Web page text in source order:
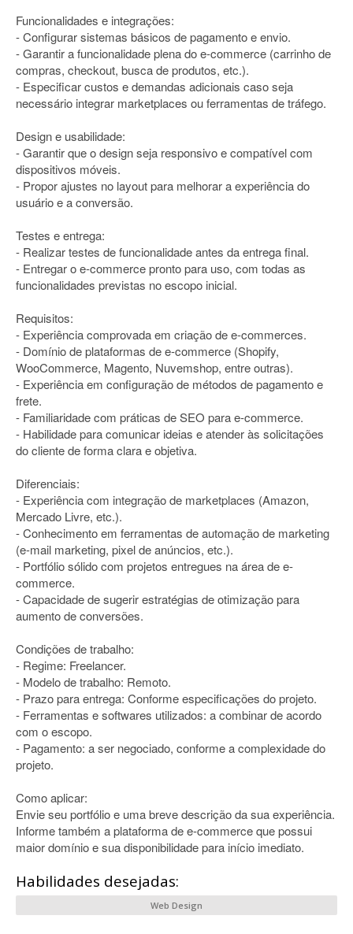
Funcionalidades e integrações:
- Configurar sistemas básicos de pagamento e envio.
- Garantir a funcionalidade plena do e-commerce (carrinho de
compras, checkout, busca de produtos, etc.).
- Especificar custos e demandas adicionais caso seja
necessário integrar marketplaces ou ferramentas de tráfego.
Design e usabilidade:
- Garantir que o design seja responsivo e compatível com
dispositivos móveis.
- Propor ajustes no layout para melhorar a experiência do
usuário e a conversão.
Testes e entrega:
- Realizar testes de funcionalidade antes da entrega final.
- Entregar o e-commerce pronto para uso, com todas as
funcionalidades previstas no escopo inicial.
Requisitos:
- Experiência comprovada em criação de e-commerces.
- Domínio de plataformas de e-commerce (Shopify,
WooCommerce, Magento, Nuvemshop, entre outras).
- Experiência em configuração de métodos de pagamento e
frete.
- Familiaridade com práticas de SEO para e-commerce.
- Habilidade para comunicar ideias e atender às solicitações
do cliente de forma clara e objetiva.
Diferenciais:
- Experiência com integração de marketplaces (Amazon,
Mercado Livre, etc.).
- Conhecimento em ferramentas de automação de marketing
(e-mail marketing, pixel de anúncios, etc.).
- Portfólio sólido com projetos entregues na área de e-
commerce.
- Capacidade de sugerir estratégias de otimização para
aumento de conversões.
Condições de trabalho:
- Regime: Freelancer.
- Modelo de trabalho: Remoto.
- Prazo para entrega: Conforme especificações do projeto.
- Ferramentas e softwares utilizados: a combinar de acordo
com o escopo.
- Pagamento: a ser negociado, conforme a complexidade do
projeto.
Como aplicar:
Envie seu portfólio e uma breve descrição da sua experiência.
Informe também a plataforma de e-commerce que possui
maior domínio e sua disponibilidade para início imediato.
Habilidades desejadas:
Web Design